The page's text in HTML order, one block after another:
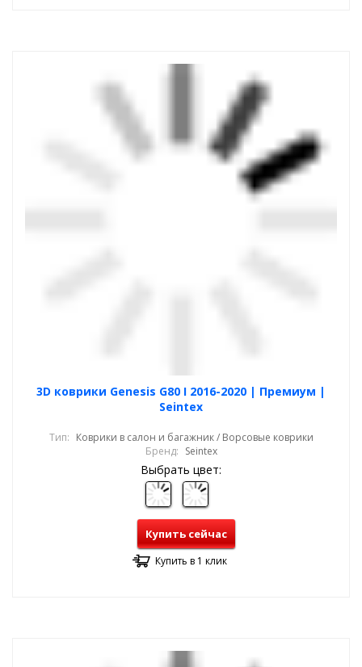
3D коврики Genesis G80 I 2016-2020 | Премиум |
Seintex
Тип: Коврики в салон и багажник / Ворсовые коврики
Бренд: Seintex
Выбрать цвет:
Купить сейчас
Купить в 1 клик